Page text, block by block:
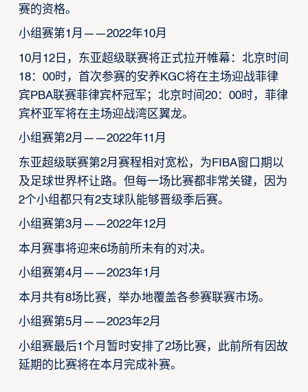
赛的资格。
小组赛第1月——2022年10月
10月12日，东亚超级联赛将正式拉开帷幕：北京时间
18：00时，首次参赛的安养KGC将在主场迎战菲律
宾PBA联赛菲律宾杯冠军；北京时间20：00时，菲律
宾杯亚军将在主场迎战湾区翼龙。
小组赛第2月——2022年11月
东亚超级联赛第2月赛程相对宽松，为FIBA窗口期以
及足球世界杯让路。但每一场比赛都非常关键，因为
2个小组都只有2支球队能够晋级季后赛。
小组赛第3月——2022年12月
本月赛事将迎来6场前所未有的对决。
小组赛第4月——2023年1月
本月共有8场比赛，举办地覆盖各参赛联赛市场。
小组赛第5月——2023年2月
小组赛最后1个月暂时安排了2场比赛，此前所有因故
延期的比赛将在本月完成补赛。